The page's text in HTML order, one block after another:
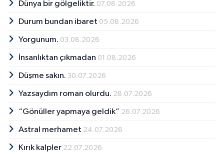
Dünya bir gölgeliktir. 07.08.2026
Durum bundan ibaret 05.08.2026
Yorgunum. 03.08.2026
İnsanlıktan çıkmadan 01.08.2026
Düşme sakın. 30.07.2026
Yazsaydım roman olurdu. 28.07.2026
“Gönüller yapmaya geldik” 26.07.2026
Astral merhamet 24.07.2026
Kırık kalpler 22.07.2026